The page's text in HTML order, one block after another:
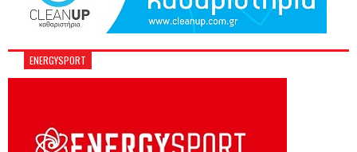
ENERGYSPORT